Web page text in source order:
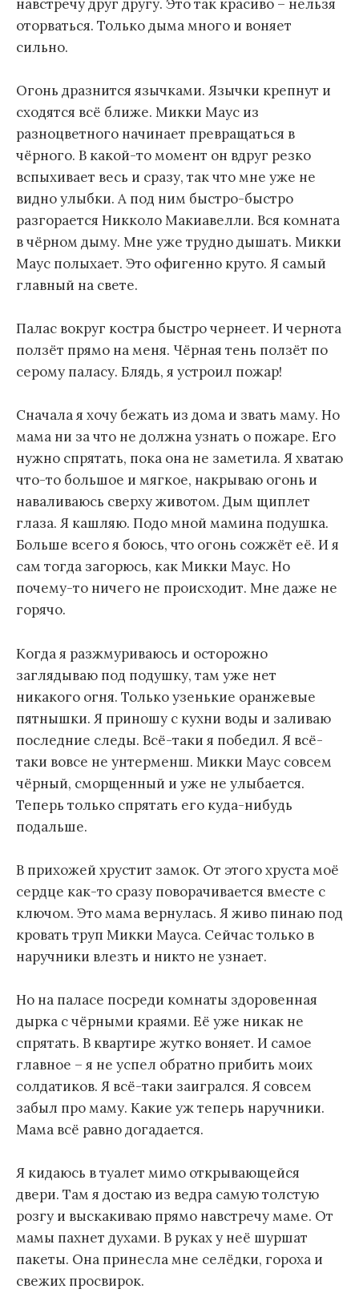
навстречу друг другу. Это так красиво – нельзя
оторваться. Только дыма много и воняет
сильно.
Огонь дразнится язычками. Язычки крепнут и
сходятся всё ближе. Микки Маус из
разноцветного начинает превращаться в
чёрного. В какой-то момент он вдруг резко
вспыхивает весь и сразу, так что мне уже не
видно улыбки. А под ним быстро-быстро
разгорается Никколо Макиавелли. Вся комната
в чёрном дыму. Мне уже трудно дышать. Микки
Маус полыхает. Это офигенно круто. Я самый
главный на свете.
Палас вокруг костра быстро чернеет. И чернота
ползёт прямо на меня. Чёрная тень ползёт по
серому паласу. Блядь, я устроил пожар!
Сначала я хочу бежать из дома и звать маму. Но
мама ни за что не должна узнать о пожаре. Его
нужно спрятать, пока она не заметила. Я хватаю
что-то большое и мягкое, накрываю огонь и
наваливаюсь сверху животом. Дым щиплет
глаза. Я кашляю. Подо мной мамина подушка.
Больше всего я боюсь, что огонь сожжёт её. И я
сам тогда загорюсь, как Микки Маус. Но
почему-то ничего не происходит. Мне даже не
горячо.
Когда я разжмуриваюсь и осторожно
заглядываю под подушку, там уже нет
никакого огня. Только узенькие оранжевые
пятнышки. Я приношу с кухни воды и заливаю
последние следы. Всё-таки я победил. Я всё-
таки вовсе не унтерменш. Микки Маус совсем
чёрный, сморщенный и уже не улыбается.
Теперь только спрятать его куда-нибудь
подальше.
В прихожей хрустит замок. От этого хруста моё
сердце как-то сразу поворачивается вместе с
ключом. Это мама вернулась. Я живо пинаю под
кровать труп Микки Мауса. Сейчас только в
наручники влезть и никто не узнает.
Но на паласе посреди комнаты здоровенная
дырка с чёрными краями. Её уже никак не
спрятать. В квартире жутко воняет. И самое
главное – я не успел обратно прибить моих
солдатиков. Я всё-таки заигрался. Я совсем
забыл про маму. Какие уж теперь наручники.
Мама всё равно догадается.
Я кидаюсь в туалет мимо открывающейся
двери. Там я достаю из ведра самую толстую
розгу и выскакиваю прямо навстречу маме. От
мамы пахнет духами. В руках у неё шуршат
пакеты. Она принесла мне селёдки, гороха и
свежих просвирок.